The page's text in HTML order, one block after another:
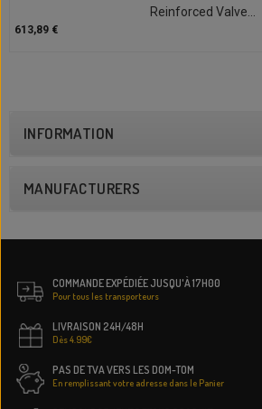
Reinforced Valve...
613,89 €
INFORMATION
MANUFACTURERS
COMMANDE EXPÉDIÉE JUSQU'À 17H00
Pour tous les transporteurs
LIVRAISON 24H/48H
Dès 4.99€
PAS DE TVA VERS LES DOM-TOM
En remplissant votre adresse dans le Panier